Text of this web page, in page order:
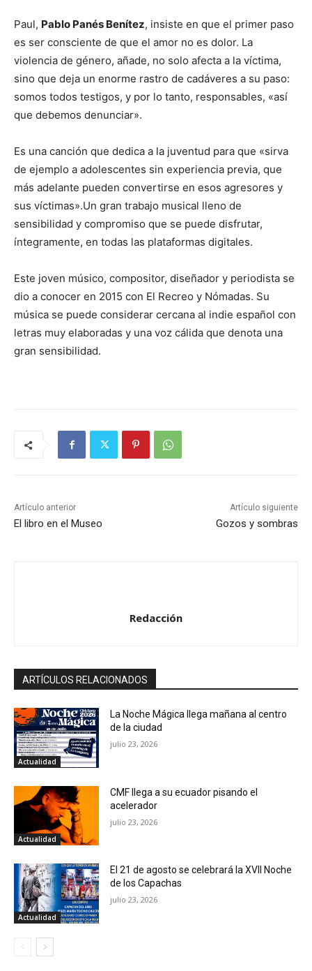
Paul, Pablo Panés Benítez, insiste en que el primer paso
es ser consciente de que el amor no es dolor. La
violencia de género, añade, no solo afecta a la víctima,
sino que deja un enorme rastro de cadáveres a su paso:
somos todos testigos, y por lo tanto, responsables, «así
que debemos denunciar».
Es una canción que dedica a la juventud para que «sirva
de ejemplo a adolescentes sin experiencia previa, que
más adelante pueden convertirse en esos agresores y
sus víctimas».Un gran trabajo musical lleno de
sensibilidad y compromiso que se puede disfrutar,
íntegramente, en todas las plataformas digitales.
Este joven músico, compositor, diseñador y periodista se
dio a conocer en 2015 con El Recreo y Nómadas. Su
música se puede considerar cercana al indie español con
letras muy elaboradas y una voz cálida que denota una
gran sensibilidad.
Artículo anterior
El libro en el Museo
Artículo siguiente
Gozos y sombras
Redacción
ARTÍCULOS RELACIONADOS
Actualidad
La Noche Mágica llega mañana al centro
de la ciudad
julio 23, 2026
Actualidad
CMF llega a su ecuador pisando el
acelerador
julio 23, 2026
Actualidad
El 21 de agosto se celebrará la XVII Noche
de los Capachas
julio 23, 2026